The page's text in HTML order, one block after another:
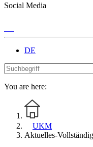
Social Media
DE
You are here:
UKM
Aktuelles-